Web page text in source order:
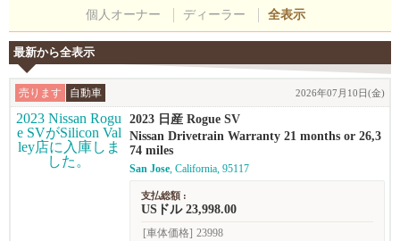
個人オーナー ディーラー 全表示
最新から全表示
売ります 自動車 2026年07月10日(金)
2023 日産 Rogue SV
Nissan Drivetrain Warranty 21 months or 26,3
74 miles
San Jose, California, 95117
支払総額 :
USドル 23,998.00
[車体価格] 23998